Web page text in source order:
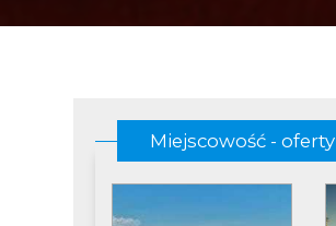
Miejscowość - oferty